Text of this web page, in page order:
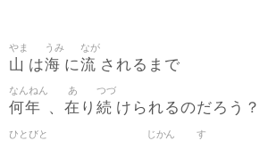
山
やま
は海
うみ
に流
なが
されるまで
何年
なんねん
、 在
あ
り 続
つづ
けられるのだろう？
ひとびと じかん す